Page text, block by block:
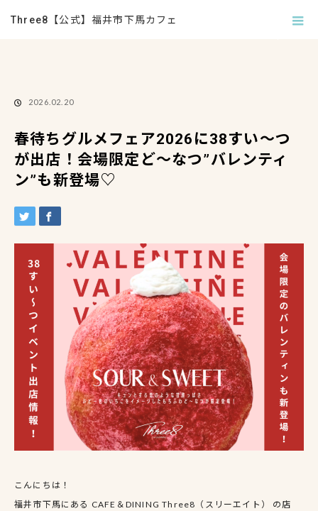
Three8【公式】福井市下馬カフェ
ブログ
イベント情報, フード＆ドリンクについて
2026.02.20
春待ちグルメフェア2026に38すい～つ
が出店！会場限定ど～なつ”バレンティ
ン”も新登場♡
こんにちは！
福井市下馬にある CAFE＆DINING Three8（スリーエイト） の店